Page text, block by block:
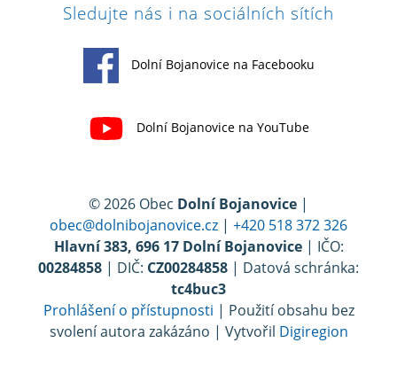
Sledujte nás i na sociálních sítích
Dolní Bojanovice na Facebooku
Dolní Bojanovice na YouTube
© 2026 Obec Dolní Bojanovice |
obec@dolnibojanovice.cz | +420 518 372 326
Hlavní 383, 696 17 Dolní Bojanovice| IČO:
00284858 | DIČ: CZ00284858 | Datová schránka:
tc4buc3
Prohlášení o přístupnosti | Použití obsahu bez
svolení autora zakázáno | Vytvořil Digiregion